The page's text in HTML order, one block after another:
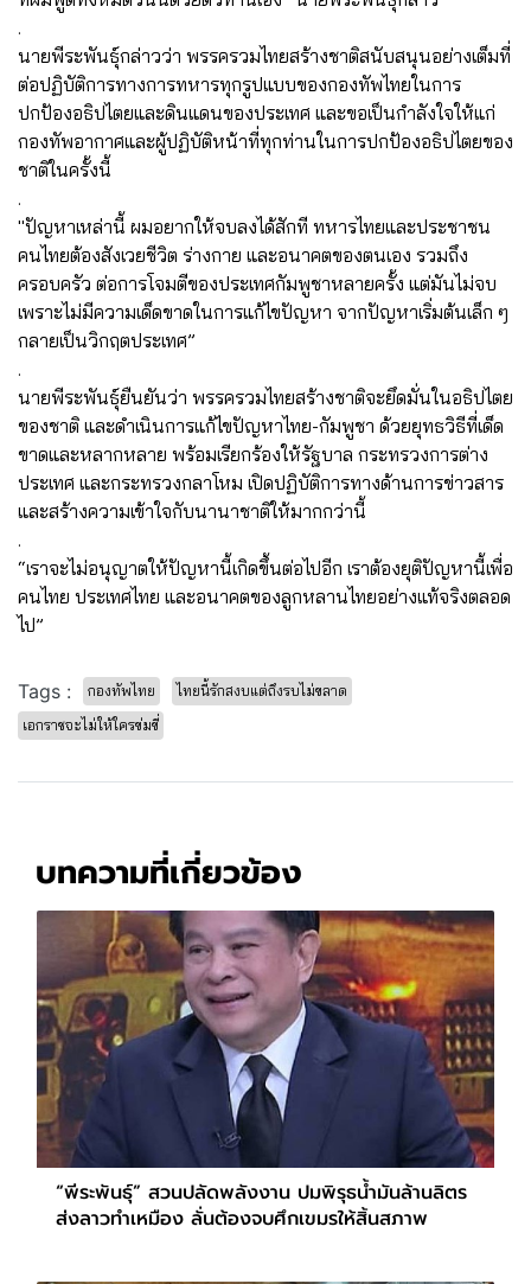
.
นายพีระพันธุ์กล่าวว่า พรรครวมไทยสร้างชาติสนับสนุนอย่างเต็มที่
ต่อปฏิบัติการทางการทหารทุกรูปแบบของกองทัพไทยในการ
ปกป้องอธิปไตยและดินแดนของประเทศ และขอเป็นกำลังใจให้แก่
กองทัพอากาศและผู้ปฏิบัติหน้าที่ทุกท่านในการปกป้องอธิปไตยของ
ชาติในครั้งนี้
.
"ปัญหาเหล่านี้ ผมอยากให้จบลงได้สักที ทหารไทยและประชาชน
คนไทยต้องสังเวยชีวิต ร่างกาย และอนาคตของตนเอง รวมถึง
ครอบครัว ต่อการโจมตีของประเทศกัมพูชาหลายครั้ง แต่มันไม่จบ
เพราะไม่มีความเด็ดขาดในการแก้ไขปัญหา จากปัญหาเริ่มต้นเล็ก ๆ
กลายเป็นวิกฤตประเทศ”
.
นายพีระพันธุ์ยืนยันว่า พรรครวมไทยสร้างชาติจะยึดมั่นในอธิปไตย
ของชาติ และดำเนินการแก้ไขปัญหาไทย-กัมพูชา ด้วยยุทธวิธีที่เด็ด
ขาดและหลากหลาย พร้อมเรียกร้องให้รัฐบาล กระทรวงการต่าง
ประเทศ และกระทรวงกลาโหม เปิดปฏิบัติการทางด้านการข่าวสาร
และสร้างความเข้าใจกับนานาชาติให้มากกว่านี้
.
“เราจะไม่อนุญาตให้ปัญหานี้เกิดขึ้นต่อไปอีก เราต้องยุติปัญหานี้เพื่อ
คนไทย ประเทศไทย และอนาคตของลูกหลานไทยอย่างแท้จริงตลอด
ไป”
Tags : กองทัพไทย
ไทยนี้รักสงบแต่ถึงรบไม่ขลาด
เอกราชจะไม่ให้ใครข่มขี่
บทความที่เกี่ยวข้อง
“พีระพันธุ์” สวนปลัดพลังงาน ปมพิรุธน้ำมันล้านลิตร
ส่งลาวทำเหมือง ลั่นต้องจบศึกเขมรให้สิ้นสภาพ